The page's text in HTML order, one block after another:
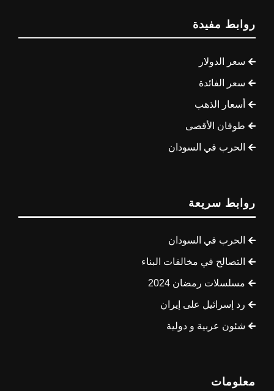
روابط مفيدة
سعر الدولار
سعر الفائدة
أسعار الذهب
طوفان الأقصى
الحرب في السودان
روابط سريعة
الحرب في السودان
التصالح في مخالفات البناء
مسلسلات رمضان 2024
رد إسرائيل على إيران
شئون عربية و دولية
معلومات